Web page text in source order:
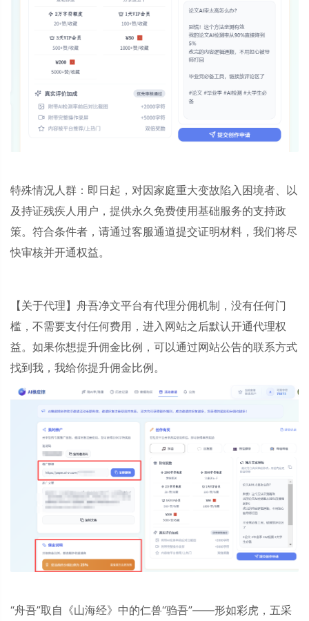
特殊情况人群：即日起，对因家庭重大变故陷入困境者、以
及持证残疾人用户，提供永久免费使用基础服务的支持政
策。符合条件者，请通过客服通道提交证明材料，我们将尽
快审核并开通权益。
【关于代理】舟吾净文平台有代理分佣机制，没有任何门
槛，不需要支付任何费用，进入网站之后默认开通代理权
益。如果你想提升佣金比例，可以通过网站公告的联系方式
找到我，我给你提升佣金比例。
“舟吾”取自《山海经》中的仁兽“驺吾”——形如彩虎，五采